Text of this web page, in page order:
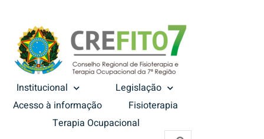
Institucional
Legislação
Acesso à informação
Fisioterapia
Terapia Ocupacional